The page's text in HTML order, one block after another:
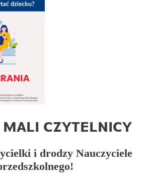
CZYTELNICY
i drodzy Nauczyciele